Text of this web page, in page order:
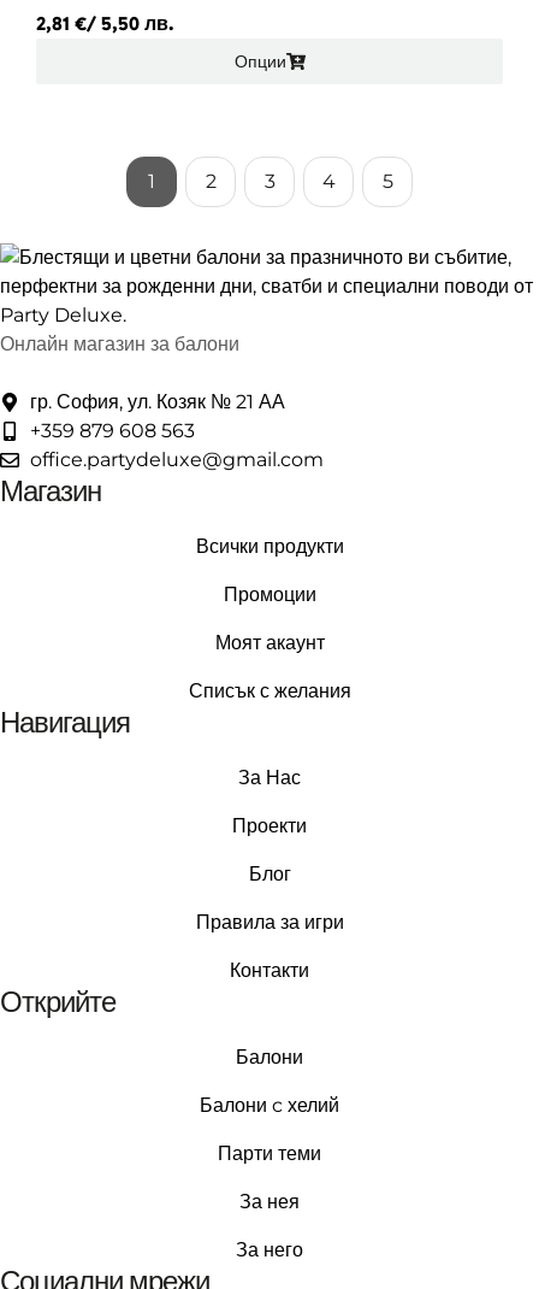
2,81 €/ 5,50 лв.
Опции
1 2 3 4 5
Онлайн магазин за балони
гр. София, ул. Козяк № 21 АА
+359 879 608 563
office.partydeluxe@gmail.com
Магазин
Всички продукти
Промоции
Моят акаунт
Списък с желания
Навигация
За Нас
Проекти
Блог
Правила за игри
Контакти
Открийте
Балони
Балони c хелий
Парти теми
За нея
За него
Социални мрежи